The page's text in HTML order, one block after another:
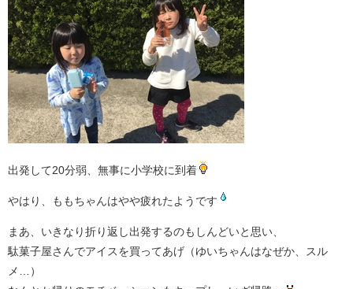
出発して20分弱、無事に小学校に到着
やはり、ももちゃんはやや疲れたようです
まあ、いきなり折り返し出発するのもしんどいと思い、
駄菓子屋さんでアイスを買ってあげ（ゆいちゃんはなぜか、スル
メ…）